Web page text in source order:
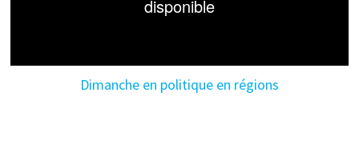
Dimanche en politique en régions